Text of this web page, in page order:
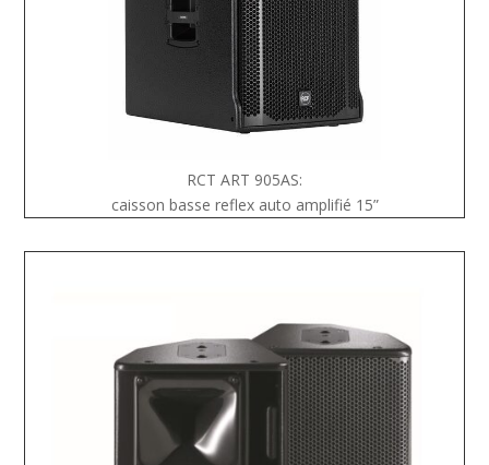
RCT ART 905AS:
caisson basse reflex auto amplifié 15”